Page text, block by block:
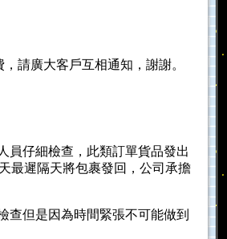
請廣大客戶互相通知，謝謝。
員仔細檢查，此類訂單貨品發出
最遲隔天將包裹發回，公司承擔
但是因為時間緊張不可能做到